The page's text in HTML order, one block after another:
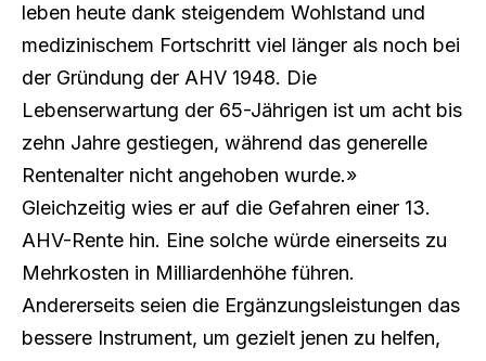
leben heute dank steigendem Wohlstand und
medizinischem Fortschritt viel länger als noch bei
der Gründung der AHV 1948. Die
Lebenserwartung der 65-Jährigen ist um acht bis
zehn Jahre gestiegen, während das generelle
Rentenalter nicht angehoben wurde.»
Gleichzeitig wies er auf die Gefahren einer 13.
AHV-Rente hin. Eine solche würde einerseits zu
Mehrkosten in Milliardenhöhe führen.
Andererseits seien die Ergänzungsleistungen das
bessere Instrument, um gezielt jenen zu helfen,